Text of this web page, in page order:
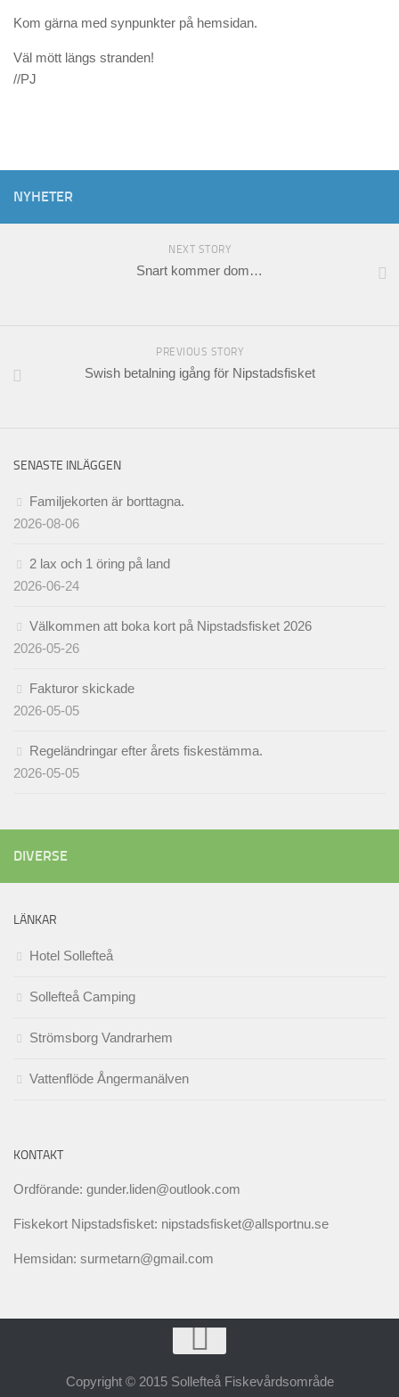
Kom gärna med synpunkter på hemsidan.
Väl mött längs stranden!
//PJ
NYHETER
NEXT STORY
Snart kommer dom…
PREVIOUS STORY
Swish betalning igång för Nipstadsfisket
SENASTE INLÄGGEN
Familjekorten är borttagna.
2026-08-06
2 lax och 1 öring på land
2026-06-24
Välkommen att boka kort på Nipstadsfisket 2026
2026-05-26
Fakturor skickade
2026-05-05
Regeländringar efter årets fiskestämma.
2026-05-05
DIVERSE
LÄNKAR
Hotel Sollefteå
Sollefteå Camping
Strömsborg Vandrarhem
Vattenflöde Ångermanälven
KONTAKT
Ordförande: gunder.liden@outlook.com
Fiskekort Nipstadsfisket: nipstadsfisket@allsportnu.se
Hemsidan: surmetarn@gmail.com
Copyright © 2015 Sollefteå Fiskevårdsområde